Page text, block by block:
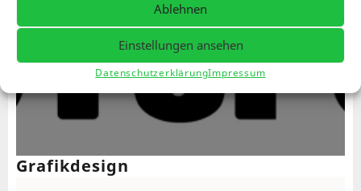
Ablehnen
Einstellungen ansehen
DatenschutzerklärungImpressum
Grafikdesign